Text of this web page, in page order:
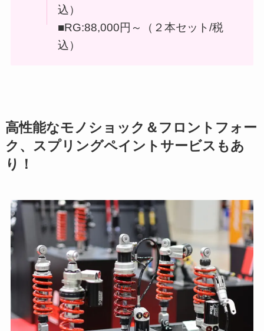
込）
■RG:88,000円～（２本セット/税
込）
高性能なモノショック＆フロントフォー
ク、スプリングペイントサービスもあ
り！